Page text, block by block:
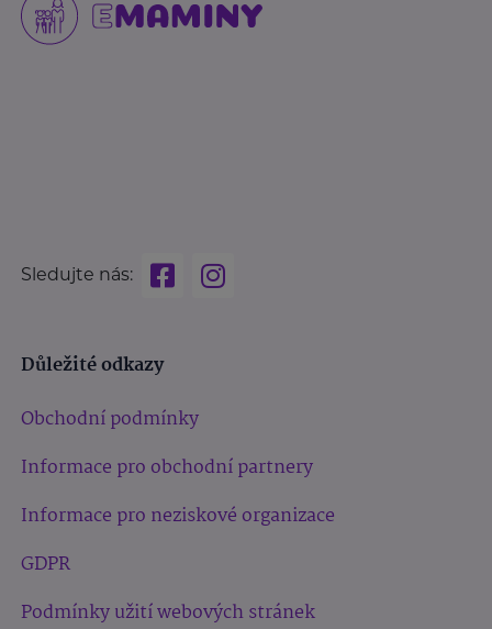
Sledujte nás:
Důležité odkazy
Obchodní podmínky
Informace pro obchodní partnery
Informace pro neziskové organizace
GDPR
Podmínky užití webových stránek